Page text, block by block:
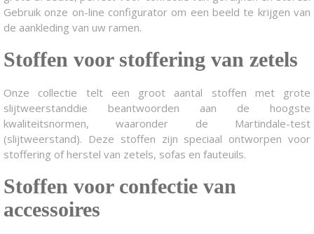
Gebruik onze on-line configurator om een beeld te krijgen van
de aankleding van uw ramen.
Stoffen voor stoffering van zetels
Onze collectie telt een groot aantal stoffen met grote
slijtweerstanddie beantwoorden aan de hoogste
kwaliteitsnormen, waaronder de Martindale-test
(slijtweerstand). Deze stoffen zijn speciaal ontworpen voor
stoffering of herstel van zetels, sofas en fauteuils.
Stoffen voor confectie van
accessoires